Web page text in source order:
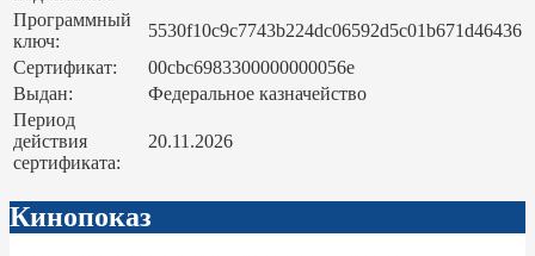
Программный
ключ:
5530f10c9c7743b224dc06592d5c01b671d46436
Сертификат:
00cbc6983300000000056e
Выдан:
Федеральное казначейство
Период
действия
сертификата:
20.11.2026
Кинопоказ